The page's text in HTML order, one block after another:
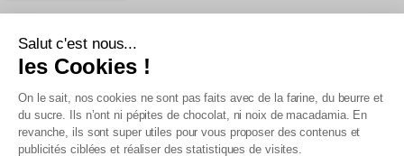
Salut c'est nous...
les Cookies !
On le sait, nos cookies ne sont pas faits avec de la farine, du beurre et
du sucre. Ils n’ont ni pépites de chocolat, ni noix de macadamia. En
revanche, ils sont super utiles pour vous proposer des contenus et
publicités ciblées et réaliser des statistiques de visites.
Conditions générales de vente
Conditions générales du programme de fidélité
Charte de données personnelles